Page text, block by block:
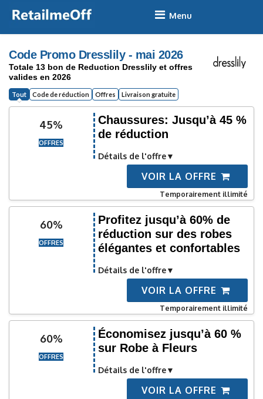
Skip
content
Code Promo Dresslily - mai 2026
Totale 13 bon de Reduction Dresslily et offres
valides en 2026
Tout Code de réduction Offres Livraison gratuite
45%
OFFRES
Chaussures: Jusqu’à 45 %
de réduction
Détails de l'offre
VOIR LA OFFRE
Temporairement illimité
60%
OFFRES
Profitez jusqu’à 60% de
réduction sur des robes
élégantes et confortables
Détails de l'offre
VOIR LA OFFRE
Temporairement illimité
60%
OFFRES
Économisez jusqu’à 60 %
sur Robe à Fleurs
Détails de l'offre
VOIR LA OFFRE